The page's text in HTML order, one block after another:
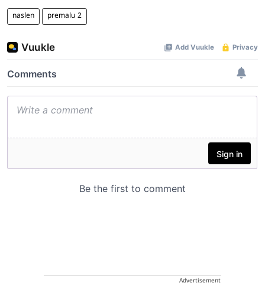
naslen premalu 2
Advertisement